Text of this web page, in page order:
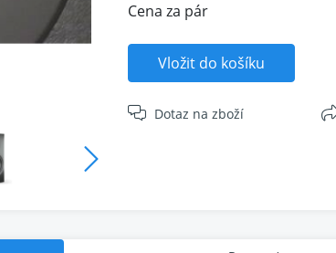
Cena za pár
Vložit do košíku
Dotaz na zboží